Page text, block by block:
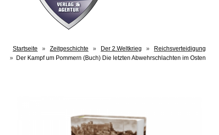
Startseite » Zeitgeschichte » Der 2.Weltkrieg »
Reichsverteidigung
» Der Kampf um Pommern (Buch) Die letzten Abwehrschlachten im Osten